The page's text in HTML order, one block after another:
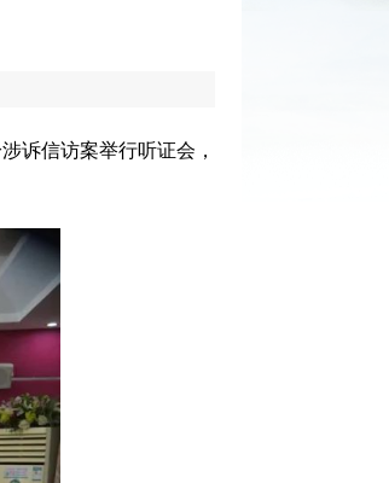
诉信访案举行听证会 ，